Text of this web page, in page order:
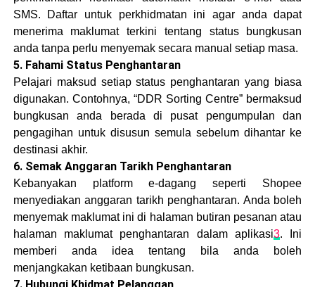
SMS. Daftar untuk perkhidmatan ini agar anda dapat
menerima maklumat terkini tentang status bungkusan
anda tanpa perlu menyemak secara manual setiap masa.
5. Fahami Status Penghantaran
Pelajari maksud setiap status penghantaran yang biasa
digunakan. Contohnya, “DDR Sorting Centre” bermaksud
bungkusan anda berada di pusat pengumpulan dan
pengagihan untuk disusun semula sebelum dihantar ke
destinasi akhir.
6. Semak Anggaran Tarikh Penghantaran
Kebanyakan platform e-dagang seperti Shopee
menyediakan anggaran tarikh penghantaran. Anda boleh
menyemak maklumat ini di halaman butiran pesanan atau
halaman maklumat penghantaran dalam aplikasi3. Ini
memberi anda idea tentang bila anda boleh
menjangkakan ketibaan bungkusan.